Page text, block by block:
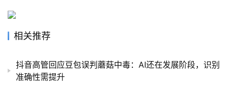
相关推荐
抖音高管回应豆包误判蘑菇中毒：AI还在发展阶段，识别
准确性需提升